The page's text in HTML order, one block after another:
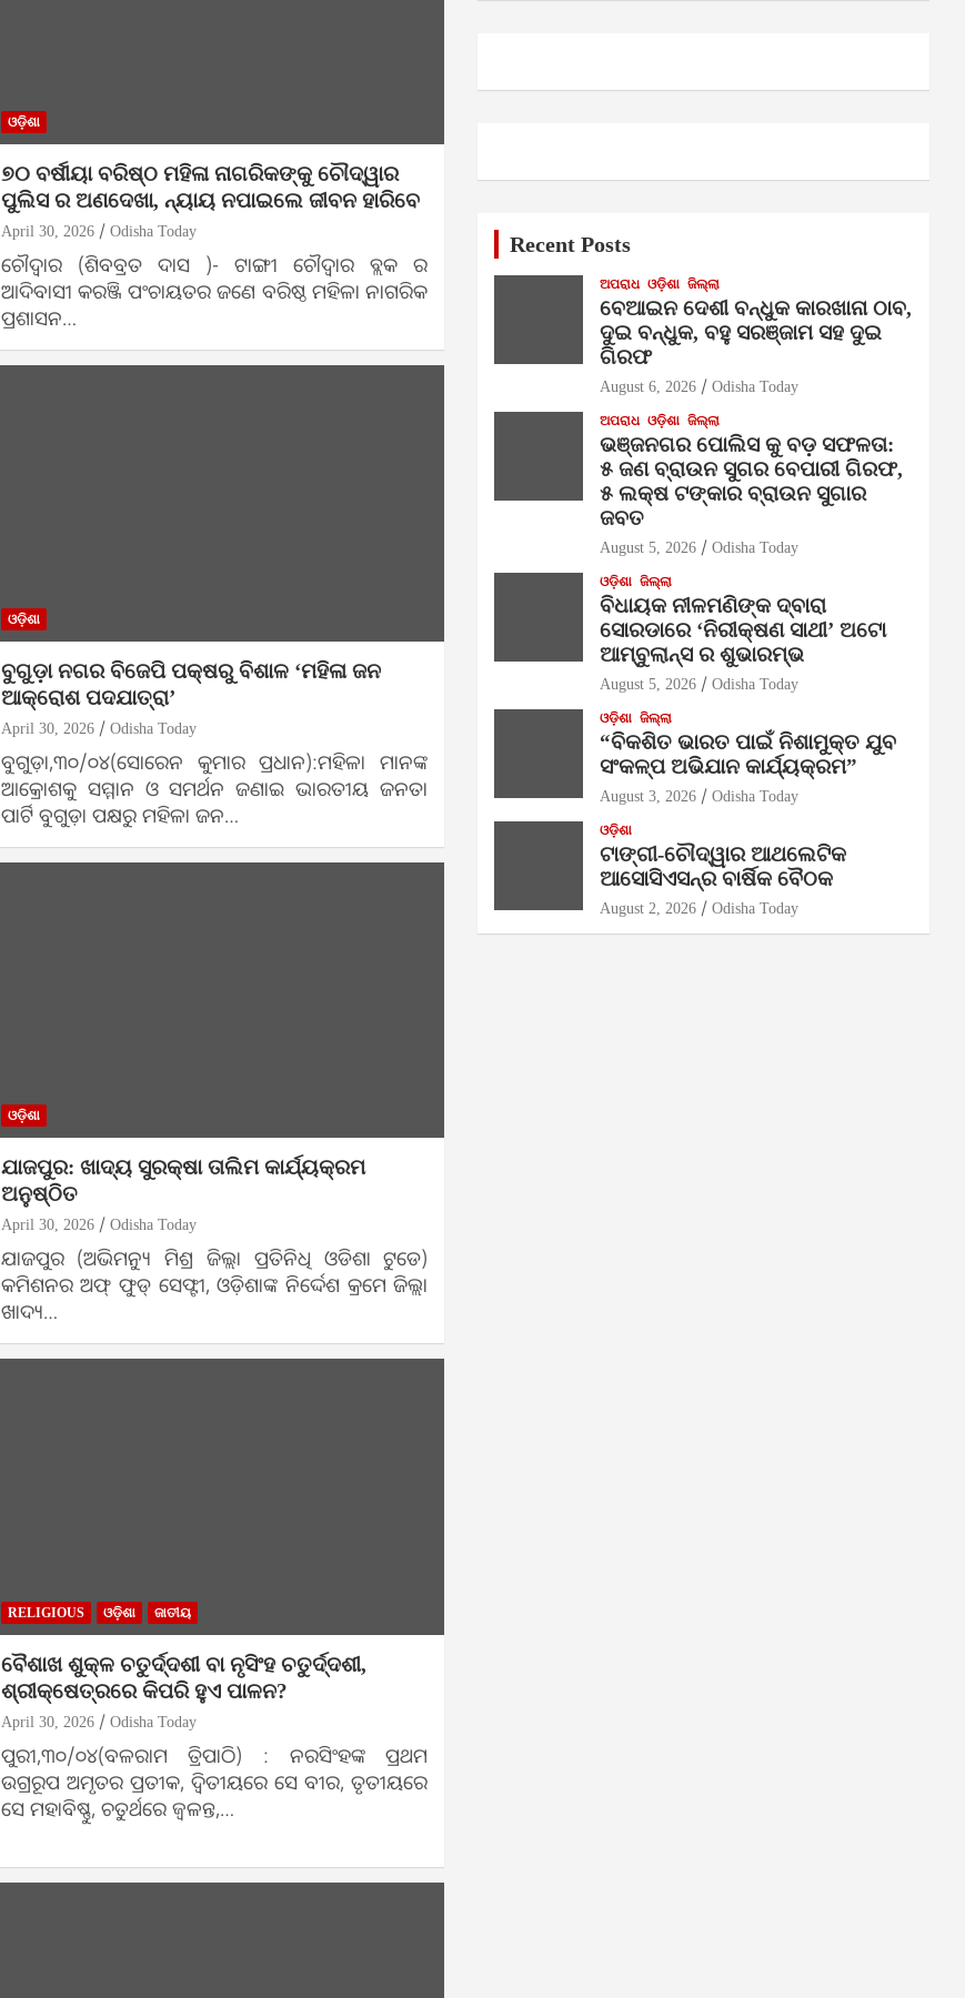
ଓଡ଼ିଶା
୭୦ ବର୍ଷୀୟା ବରିଷ୍ଠ ମହିଳା ନାଗରିକଙ୍କୁ ଚୌଦ୍ୱାର
ପୁଲିସ ର ଅଣଦେଖା, ନ୍ୟାୟ ନପାଇଲେ ଜୀବନ ହାରିବେ
April 30, 2026 Odisha Today
ଚୌଦ୍ୱାର (ଶିବବ୍ରତ ଦାସ )- ଟାଙ୍ଗୀ ଚୌଦ୍ୱାର ବ୍ଲକ ର
ଆଦିବାସୀ କରଞ୍ଜି ପଂଚାୟତର ଜଣେ ବରିଷ୍ଠ ମହିଳା ନାଗରିକ
ପ୍ରଶାସନ…
ଓଡ଼ିଶା
ବୁଗୁଡ଼ା ନଗର ବିଜେପି ପକ୍ଷରୁ ବିଶାଳ ‘ମହିଳା ଜନ
ଆକ୍ରୋଶ ପଦଯାତ୍ରା’
April 30, 2026 Odisha Today
ବୁଗୁଡ଼ା,୩୦/୦୪(ସୋରେନ କୁମାର ପ୍ରଧାନ):ମହିଳା ମାନଙ୍କ
ଆକ୍ରୋଶକୁ ସମ୍ମାନ ଓ ସମର୍ଥନ ଜଣାଇ ଭାରତୀୟ ଜନତା
ପାର୍ଟି ବୁଗୁଡ଼ା ପକ୍ଷରୁ ମହିଳା ଜନ…
ଓଡ଼ିଶା
ଯାଜପୁର: ଖାଦ୍ୟ ସୁରକ୍ଷା ତାଲିମ କାର୍ଯ୍ୟକ୍ରମ
ଅନୁଷ୍ଠିତ
April 30, 2026 Odisha Today
ଯାଜପୁର (ଅଭିମନ୍ୟୁ ମିଶ୍ର ଜିଲ୍ଲା ପ୍ରତିନିଧି ଓଡିଶା ଟୁଡେ)
କମିଶନର ଅଫ୍ ଫୁଡ୍ ସେଫ୍ଟୀ, ଓଡ଼ିଶାଙ୍କ ନିର୍ଦ୍ଦେଶ କ୍ରମେ ଜିଲ୍ଲା
ଖାଦ୍ୟ…
RELIGIOUS ଓଡ଼ିଶା ଜାତୀୟ
ବୈଶାଖ ଶୁକ୍ଳ ଚତୁର୍ଦ୍ଦଶୀ ବା ନୃସିଂହ ଚତୁର୍ଦ୍ଦଶୀ,
ଶ୍ରୀକ୍ଷେତ୍ରରେ କିପରି ହୁଏ ପାଳନ?
April 30, 2026 Odisha Today
ପୁରୀ,୩୦/୦୪(ବଳରାମ ତ୍ରିପାଠି) : ନରସିଂହଙ୍କ ପ୍ରଥମ
ଉଗ୍ରରୂପ ଅମୃତର ପ୍ରତୀକ, ଦ୍ୱିତୀୟରେ ସେ ବୀର, ତୃତୀୟରେ
ସେ ମହାବିଷ୍ଣୁ, ଚତୁର୍ଥରେ ଜ୍ୱଳନ୍ତ,…
Recent Posts
ଅପରାଧ ଓଡ଼ିଶା ଜିଲ୍ଲା
ବେଆଇନ ଦେଶୀ ବନ୍ଧୁକ କାରଖାନା ଠାବ,
ଦୁଇ ବନ୍ଧୁକ, ବହୁ ସରଞ୍ଜାମ ସହ ଦୁଇ
ଗିରଫ
August 6, 2026 Odisha Today
ଅପରାଧ ଓଡ଼ିଶା ଜିଲ୍ଲା
ଭଞ୍ଜନଗର ପୋଲିସ କୁ ବଡ଼ ସଫଳତା:
୫ ଜଣ ବ୍ରାଉନ ସୁଗର ବେପାରୀ ଗିରଫ,
୫ ଲକ୍ଷ ଟଙ୍କାର ବ୍ରାଉନ ସୁଗାର
ଜବତ
August 5, 2026 Odisha Today
ଓଡ଼ିଶା ଜିଲ୍ଲା
ବିଧାୟକ ନୀଳମଣିଙ୍କ ଦ୍ବାରା
ସୋରଡାରେ ‘ନିରୀକ୍ଷଣ ସାଥୀ’ ଅଟୋ
ଆମ୍ବୁଲାନ୍ସ ର ଶୁଭାରମ୍ଭ
August 5, 2026 Odisha Today
ଓଡ଼ିଶା ଜିଲ୍ଲା
“ବିକଶିତ ଭାରତ ପାଇଁ ନିଶାମୁକ୍ତ ଯୁବ
ସଂକଳ୍ପ ଅଭିଯାନ କାର୍ଯ୍ୟକ୍ରମ”
August 3, 2026 Odisha Today
ଓଡ଼ିଶା
ଟାଙ୍ଗୀ-ଚୌଦ୍ୱାର ଆଥଲେଟିକ
ଆସୋସିଏସନ୍‌ର ବାର୍ଷିକ ବୈଠକ
August 2, 2026 Odisha Today